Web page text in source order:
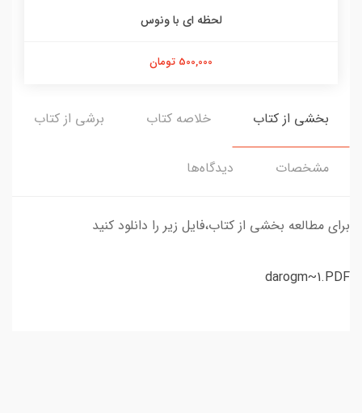
لحظه ای با ونوس
500,000 تومان
بخشی از کتاب خلاصه کتاب برشی از کتاب
مشخصات دیدگاه‌ها
برای مطالعه بخشی از کتاب،فایل زیر را دانلود کنید
darogm~1.PDF